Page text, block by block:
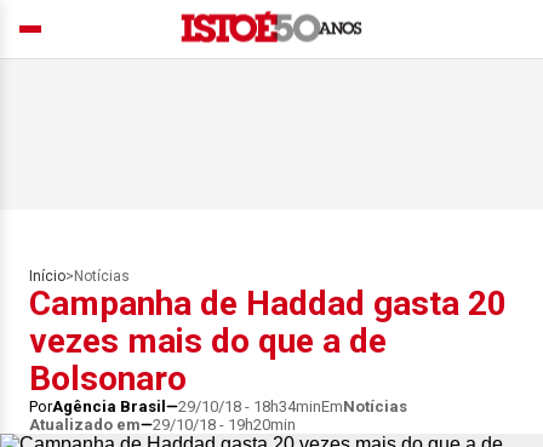
Início> Notícias
Campanha de Haddad gasta 20
vezes mais do que a de
Bolsonaro
PorAgência Brasil 29/10/18 - 18h34minEmNotícias
Atualizado em
29/10/18 - 19h20min